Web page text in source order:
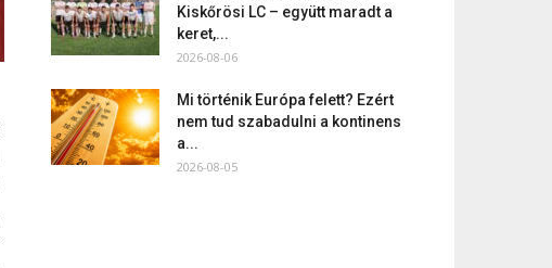
Kiskőrösi LC – együtt maradt a
keret,...
2026-08-06
Mi történik Európa felett? Ezért
nem tud szabadulni a kontinens
a...
2026-08-05